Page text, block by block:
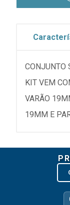
CONJUNTO
KIT VEM
VARÃO
19MM E